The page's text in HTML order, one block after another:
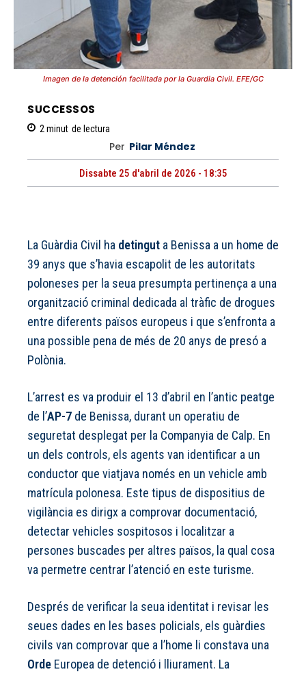
Imagen de la detención facilitada por la Guardia Civil. EFE/GC
SUCCESSOS
2 minut de lectura
Per Pilar Méndez
Dissabte 25 d'abril de 2026 - 18:35
La Guàrdia Civil ha detingut a Benissa a un home de
39 anys que s’havia escapolit de les autoritats
poloneses per la seua presumpta pertinença a una
organització criminal dedicada al tràfic de drogues
entre diferents països europeus i que s’enfronta a
una possible pena de més de 20 anys de presó a
Polònia.
L’arrest es va produir el 13 d’abril en l’antic peatge
de l’AP-7 de Benissa, durant un operatiu de
seguretat desplegat per la Companyia de Calp. En
un dels controls, els agents van identificar a un
conductor que viatjava només en un vehicle amb
matrícula polonesa. Este tipus de dispositius de
vigilància es dirigx a comprovar documentació,
detectar vehicles sospitosos i localitzar a
persones buscades per altres països, la qual cosa
va permetre centrar l’atenció en este turisme.
Després de verificar la seua identitat i revisar les
seues dades en les bases policials, els guàrdies
civils van comprovar que a l’home li constava una
Orde Europea de detenció i lliurament. La